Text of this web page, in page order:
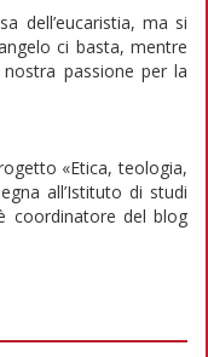
dell’eucaristia, ma si
ci basta, mentre
passione per la
«Etica, teologia,
all’Istituto di studi
coordinatore del blog